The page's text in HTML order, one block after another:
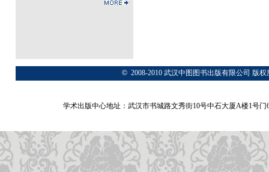
© 2008-2010 武汉中图图书出版有限公司
学术出版中心地址：武汉市书城路文秀街10号中石大厦A楼1号门